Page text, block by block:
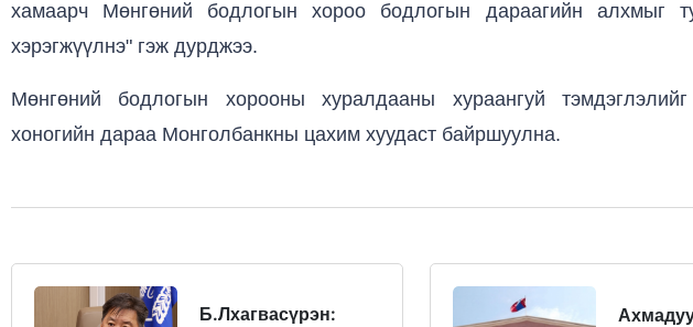
хамаарч Мөнгөний бодлогын хороо бодлогын дараагийн алхмыг
хэрэгжүүлнэ" гэж дурджээ.
Мөнгөний бодлогын хорооны хуралдааны хураангуй
хоногийн дараа Монголбанкны цахим хуудаст байршуулна.
Б.Лхагвасүрэн: